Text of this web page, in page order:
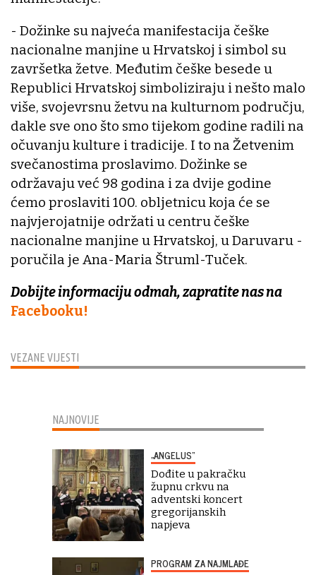
VEZANE VIJESTI
- Dožinke su najveća manifestacija češke
nacionalne manjine u Hrvatskoj i simbol su
završetka žetve. Međutim češke besede u
Republici Hrvatskoj simboliziraju i nešto malo
više, svojevrsnu žetvu na kulturnom području,
dakle sve ono što smo tijekom godine radili na
očuvanju kulture i tradicije. I to na Žetvenim
svečanostima proslavimo. Dožinke se
održavaju već 98 godina i za dvije godine
ćemo proslaviti 100. obljetnicu koja će se
najvjerojatnije održati u centru češke
nacionalne manjine u Hrvatskoj, u Daruvaru -
poručila je Ana-Maria Štruml-Tuček.
Dobijte informaciju odmah, zapratite nas na
Facebooku!
NAJNOVIJE
„ANGELUS“
Dođite u pakračku
župnu crkvu na
adventski koncert
gregorijanskih
napjeva
PROGRAM ZA NAJMLAĐE